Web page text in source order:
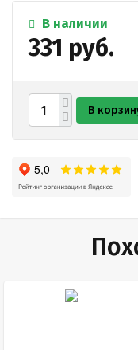
В наличии
331 руб.
В